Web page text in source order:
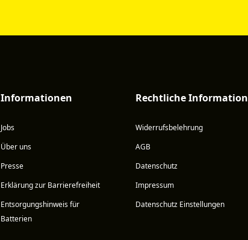
Informationen
Jobs
Über uns
Presse
Erklärung zur Barrierefreiheit
Entsorgungshinweis für
Batterien
Rechtliche Information
Widerrufsbelehrung
AGB
Datenschutz
Impressum
Datenschutz Einstellungen